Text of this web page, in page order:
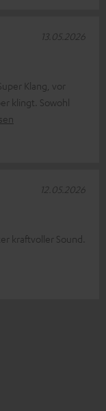
Klang, vor
klingt. Sowohl
13.05.2026
kraftvoller Sound.
12.05.2026